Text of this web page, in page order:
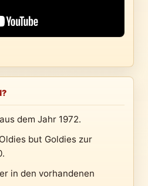
dem Jahr 1972.
but Goldies zur
in den vorhandenen